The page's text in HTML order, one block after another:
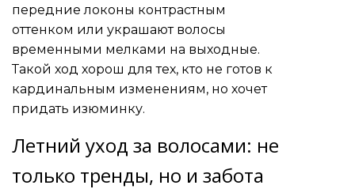
передние локоны контрастным
оттенком или украшают волосы
временными мелками на выходные.
Такой ход хорош для тех, кто не готов к
кардинальным изменениям, но хочет
придать изюминку.
Летний уход за волосами: не
только тренды, но и забота